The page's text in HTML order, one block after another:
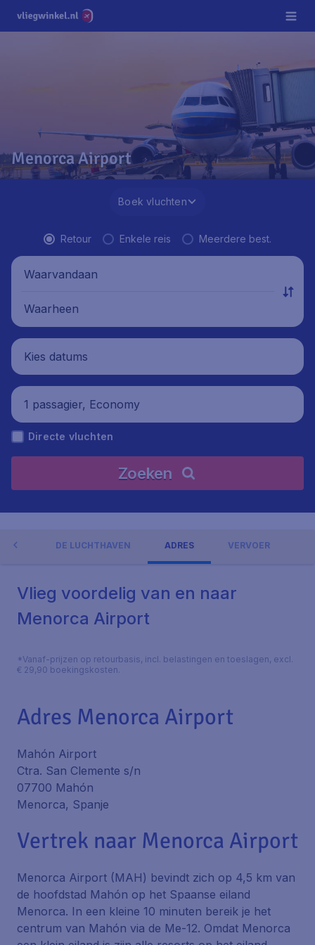
Menorca Airport
Boek vluchten
Retour Enkele reis Meerdere best.
Waarvandaan
Waarheen
Kies datums
1 passagier, Economy
Directe vluchten
Zoeken
DE LUCHTHAVEN ADRES VERVOER
Vlieg voordelig van en naar
Menorca Airport
*Vanaf-prijzen op retourbasis, incl. belastingen en toeslagen, excl.
€ 29,90 boekingskosten.
Adres Menorca Airport
Mahón Airport
Ctra. San Clemente s/n
07700 Mahón
Menorca, Spanje
Vertrek naar Menorca Airport
Menorca Airport (MAH) bevindt zich op 4,5 km van
de hoofdstad Mahón op het Spaanse eiland
Menorca. In een kleine 10 minuten bereik je het
centrum van Mahón via de Me-12. Omdat Menorca